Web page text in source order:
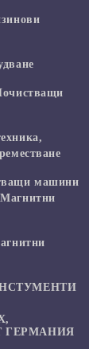
машини
ГЕРМАНИЯ